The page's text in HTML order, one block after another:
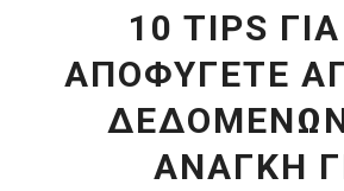
10 TIPS
ΑΠΟΦΎΓΕΤΕ
ΔΕΔΟΜΈΝΩΝ
ΑΝΆΓΚΗ